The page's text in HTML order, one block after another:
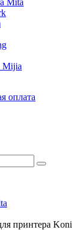
Mita
Mijia
оплата
принтера